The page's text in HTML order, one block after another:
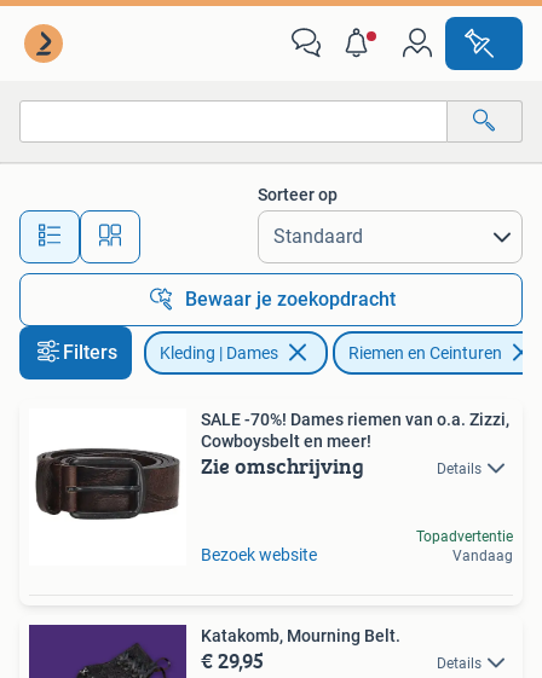
Alle afstanden…
Sorteer op
Bewaar je zoekopdracht
Filters Kleding | Dames Riemen en Ceinturen
SALE -70%! Dames riemen van o.a. Zizzi,
Cowboysbelt en meer!
Zie omschrijving Details
Bezoek website
Topadvertentie
Vandaag
Katakomb, Mourning Belt.
€ 29,95 Details